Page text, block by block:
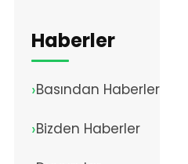
Haberler
Basından Haberler
Bizden Haberler